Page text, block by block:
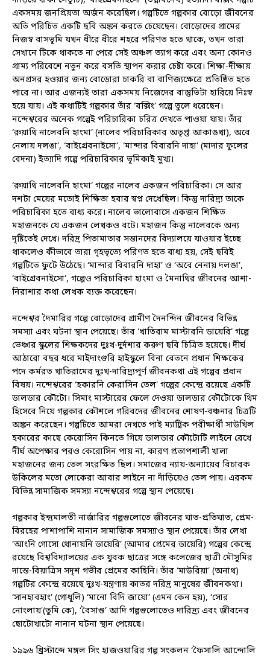
একসময় জনপ্রিয়তা অর্জন করেছিল। গল্পটিতে গল্পকার বোড়ো জীবনের
অতি পরিচিত একটি ছবি অঙ্কন করতে চেয়েছেন। বোড়োদের গ্রামের
নিজস্ব বাসভূমি যখন ধীরে ধীরে শহরে পরিণত হতে থাকে, তখন তারা
সেখানে টিকে থাকতে না পেরে সেই অঞ্চল ত্যাগ করে এবং অন্য কোনও
গ্রাম্য পরিবেশে নতুন করে বসতি স্থাপন করার চেষ্টা করে। শিক্ষা-দীক্ষায়
অনগ্রসর হওয়ার জন্য বোড়োরা চাকরি বা বাণিজ্যক্ষেত্রে প্রতিষ্ঠিত হতে
পারে না। আর এজন্যই তারা একসময় নিজেদের বাস্তুভিটা হারিয়ে নিঃস্ব
হয়ে যায়। এই কথাটিই গল্পকার তাঁর ‘বক্সিং’ গল্পে তুলে ধরেছেন।
নন্দেশ্বরের অনেক গল্পেই পরিচারিকা চরিত্র দেখতে পাওয়া যায়। তাঁর
‘রুয়াথি নালেবনি হাংমা’ (নালেব পরিচারিকার অতৃপ্ত আকাঙখা), অবে
নেলায় দলঙা’, ‘বাইগ্রেবনাইসো’, ‘মান্দার বিবারনি দাহা’ (মাদার ফুলের
বেদনা) ইত্যাদি গল্পে পরিচারিকার ভূমিকাই মুখ্য।
‘রুয়াথি নালেবনি হাংমা’ গল্পের নালেব একজন পরিচারিকা। সে আর
দশটা মেয়ের মতোই শিক্ষিতা হবার স্বপ্ন দেখেছিল। কিন্তু দারিদ্র‍্য তাকে
পরিচারিকা হতে বাধ্য করে। নালেব ভালোবাসে একজন শিক্ষিত
মহাজনকে যে একজন লেখকও বটে। মহাজন কিন্তু নালেবকে অন্য
দৃষ্টিতেই দেখে। দরিদ্র পিতামাতার সন্তানদের বিদ্যালয়ে যাওয়ার ইচ্ছে
থাকলেও কীভাবে তারা গৃহভৃত্যে পরিণত হতে বাধ্য হয়, সেই ছবিই
গল্পটিতে ফুটে উঠেছে। ‘মান্দার বিবারনি দাহা’ ও ‘অবে নেনায় দলঙা’,
‘বাইগ্রেবনাইসো’, গল্পেও পরিচারিকা হাংমা ও মৈনাথির জীবনের আশা-
নিরাশার কথা লেখক ব্যক্ত করেছেন।
নন্দেশ্বর দৈমারির গল্পে বোড়োদের গ্রামীণ দৈনন্দিন জীবনের বিভিন্ন
সমস্যা এবং ঘটনা স্থান পেয়েছে। তাঁর ‘খাতিরাম মাস্টারনি ডায়েরি’ গল্পে
ভেঞ্চার স্কুলের শিক্ষকদের দুঃখ-দুর্দশার করুণ ছবি চিত্রিত হয়েছে। দীর্ঘ
আঠারো বছর ধরে মাইদাংগুরি হাইস্কুলে বিনা বেতনে প্রধান শিক্ষকের
পদে কর্মরত খাতিরামের দুঃখ-দারিদ্র‍্যপূর্ণ জীবনকথা এই গল্পের প্রধান
বিষয়। নন্দেশ্বরের ‘হকারনি কেরাসিন তেল’ গল্পের কেন্দ্রে রয়েছে একটি
ডালডার কৌটো। সিমাং মাস্টারের ফেলে দেওয়া ডালডার কৌটোকে থিম
হিসেবে নিয়ে গল্পকার কৌশলে গরিবদের জীবনের শোষণ-বঞ্চনার চিত্রটি
অঙ্কন করেছেন। গল্পটিতে আমরা দেখতে পাই ম্যাট্রিক পরীক্ষার্থী সাউখিল
হকারের কাছে কেরোসিন কিনতে গিয়ে ডালডার কৌটোটি লাইনে রেখে
দীর্ঘ অপেক্ষার পরও কেরোসিন পায় না, কারণ প্রতাপশালী খালা
মহাজনের জন্য তেল সংরক্ষিত ছিল। সমাজের ন্যায়-অন্যায়ের বিচারক
উকিলের মতো লোকেরা আবার লাইনে না দাঁড়িয়েও তেল পায়। এরকম
বিভিন্ন সামাজিক সমস্যা নন্দেশ্বরের গল্পে স্থান পেয়েছে।
গল্পকার ইন্দ্রমালতী নার্জারির গল্পগুলোতে জীবনের ঘাত-প্রতিঘাত, প্রেম-
বিরহের পাশাপাশি নানান সামাজিক সমস্যাও স্থান পেয়েছে। তাঁর লেখা
‘আংনি গোসো থোনায়নি ডায়েরি’ (আমার প্রেমের ডায়েরি) গল্পের কেন্দ্রে
রয়েছে বিশ্ববিদ্যালয়ের এক যুবক ছাত্রের সঙ্গে কলেজের ছাত্রী মৌসুমির
দান্তে-বিয়াত্রিস সদৃশ গভীর প্রেমের কাহিনি। তাঁর ‘মাউরিয়া’ (অনাথ)
গল্পটির কেন্দ্রে রয়েছে দুঃখ-যন্ত্রণায় কাতর দরিদ্র মানুষের জীবনকথা।
‘সানহাবহাং’ (গোধূলি) ‘মানো বিদি জায়ো’ (এমন কেন হয়), ‘সোর
নোংলায়'(তুমি কে), ‘বৈসাগু’ আদি গল্পগুলোতেও দারিদ্র‍্য এবং জীবনের
ছোটোখাটো নানান ঘটনা স্থান পেয়েছে।
১৯৯৬ খ্রিস্টাব্দে মঙ্গল সিং হাজওয়ারির গল্প সংকলন ‘ফৈসালি আন্দোলি